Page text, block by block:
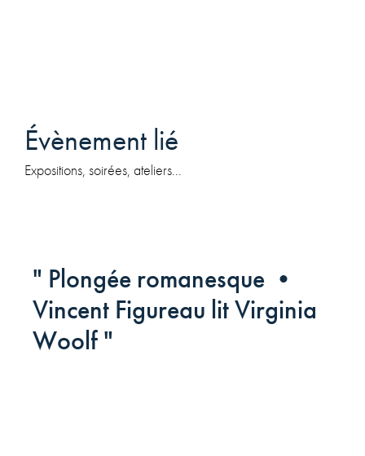
Évènement lié
Expositions, soirées, ateliers...
" Plongée romanesque •
Vincent Figureau lit Virginia
Woolf "